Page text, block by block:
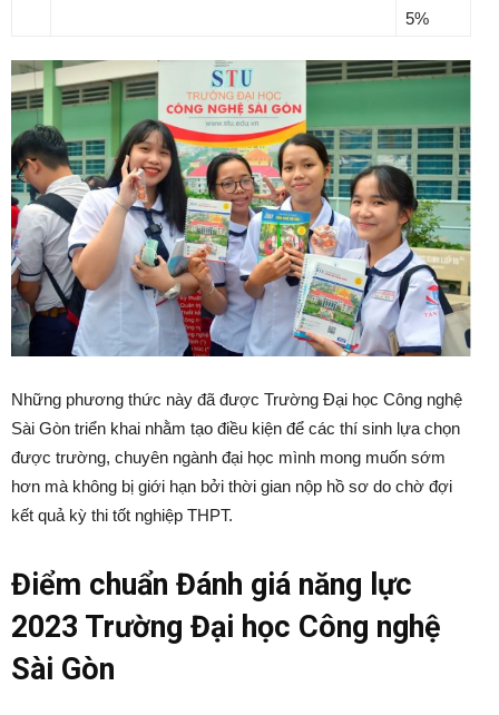
5%
Những phương thức này đã được Trường Đại học Công nghệ
Sài Gòn triển khai nhằm tạo điều kiện để các thí sinh lựa chọn
được trường, chuyên ngành đại học mình mong muốn sớm
hơn mà không bị giới hạn bởi thời gian nộp hồ sơ do chờ đợi
kết quả kỳ thi tốt nghiệp THPT.
Điểm chuẩn Đánh giá năng lực
2023 Trường Đại học Công nghệ
Sài Gòn